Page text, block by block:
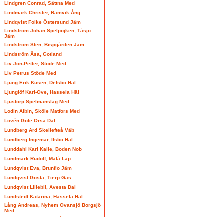
Lindgren Conrad, Sättna Med
Lindmark Christer, Ramvik Ång
Lindqvist Folke Östersund Jäm
Lindström Johan Spelpojken, Tåsjö
Jäm
Lindström Sten, Bispgården Jäm
Lindström Åsa, Gotland
Liv Jon-Petter, Stöde Med
Liv Petrus Stöde Med
Ljung Erik Kusen, Delsbo Häl
Ljunglöf Karl-Ove, Hassela Häl
Ljustorp Spelmanslag Med
Lodin Albin, Sköle Matfors Med
Lovén Göte Orsa Dal
Lundberg Ard Skellefteå Väb
Lundberg Ingemar, Ilsbo Häl
Lunddahl Karl Kalle, Boden Nob
Lundmark Rudolf, Malå Lap
Lundqvist Eva, Brunflo Jäm
Lundqvist Gösta, Tierp Gäs
Lundqvist Lillebil, Avesta Dal
Lundstedt Katarina, Hassela Häl
Lång Andreas, Nyhem Ovansjö Borgsjö
Med